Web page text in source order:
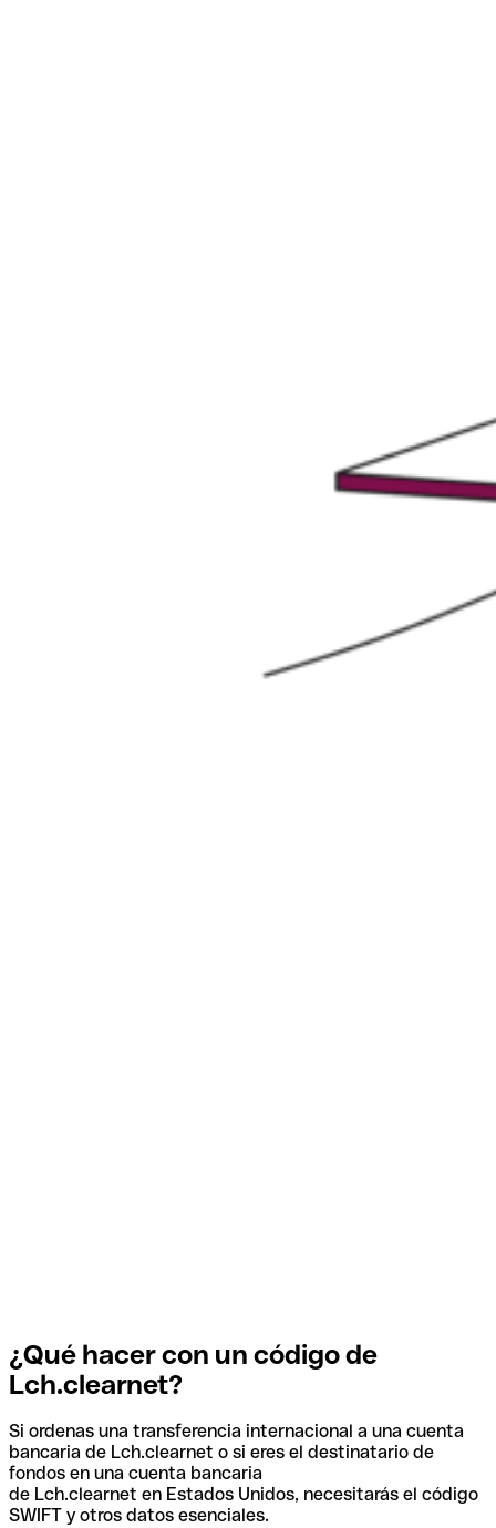
¿Qué hacer con un código de
Lch.clearnet?
Si ordenas una transferencia internacional a una cuenta
bancaria de Lch.clearnet o si eres el destinatario de
fondos en una cuenta bancaria
de Lch.clearnet en Estados Unidos, necesitarás el código
SWIFT y otros datos esenciales.